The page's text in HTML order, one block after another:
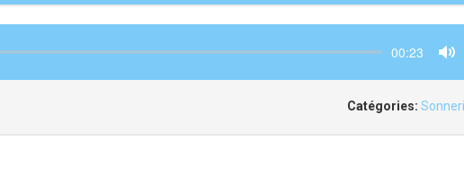
00:23
Catégories: